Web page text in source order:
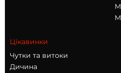
Цікавинки
Чутки та витоки
Дичина